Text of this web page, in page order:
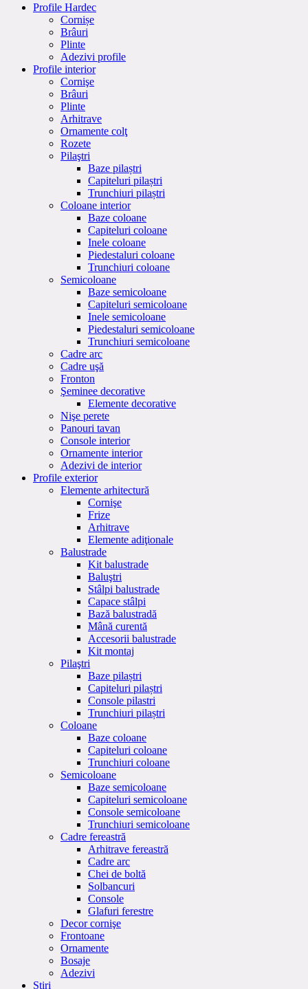
Profile Hardec
Cornișe
Brâuri
Plinte
Adezivi profile
Profile interior
Cornişe
Brâuri
Plinte
Arhitrave
Ornamente colţ
Rozete
Pilaştri
Baze pilaștri
Capiteluri pilaștri
Trunchiuri pilaștri
Coloane interior
Baze coloane
Capiteluri coloane
Inele coloane
Piedestaluri coloane
Trunchiuri coloane
Semicoloane
Baze semicoloane
Capiteluri semicoloane
Inele semicoloane
Piedestaluri semicoloane
Trunchiuri semicoloane
Cadre arc
Cadre uşă
Fronton
Şeminee decorative
Elemente decorative
Nişe perete
Panouri tavan
Console interior
Ornamente interior
Adezivi de interior
Profile exterior
Elemente arhitectură
Cornişe
Frize
Arhitrave
Elemente adiţionale
Balustrade
Kit balustrade
Baluştri
Stâlpi balustrade
Capace stâlpi
Bază balustradă
Mână curentă
Accesorii balustrade
Kit montaj
Pilaştri
Baze pilaștri
Capiteluri pilaștri
Console pilastri
Trunchiuri pilaștri
Coloane
Baze coloane
Capiteluri coloane
Trunchiuri coloane
Semicoloane
Baze semicoloane
Capiteluri semicoloane
Console semicoloane
Trunchiuri semicoloane
Cadre fereastră
Arhitrave fereastră
Cadre arc
Chei de boltă
Solbancuri
Console
Glafuri ferestre
Decor cornişe
Frontoane
Ornamente
Bosaje
Adezivi
Stiri